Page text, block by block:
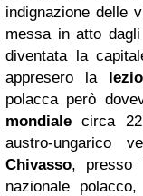
indignazione delle
messa in atto
diventata la
appresero la
polacca però
mondiale circa 22
austro-ungarico
Chivasso, presso
nazionale